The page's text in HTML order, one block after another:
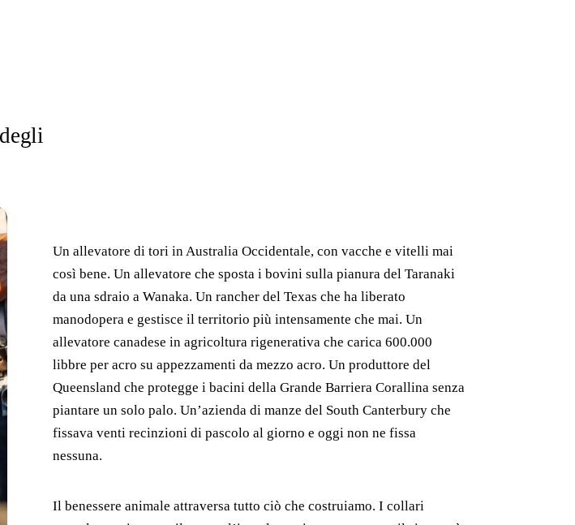
Un allevatore di tori in Australia Occidentale, con vacche e vitelli mai
così bene. Un allevatore che sposta i bovini sulla pianura del Taranaki
da una sdraio a Wanaka. Un rancher del Texas che ha liberato
manodopera e gestisce il territorio più intensamente che mai. Un
allevatore canadese in agricoltura rigenerativa che carica 600.000
libbre per acro su appezzamenti da mezzo acro. Un produttore del
Queensland che protegge i bacini della Grande Barriera Corallina senza
piantare un solo palo. Un’azienda di manze del South Canterbury che
fissava venti recinzioni di pascolo al giorno e oggi non ne fissa
nessuna.
Il benessere animale attraversa tutto ciò che costruiamo. I collari